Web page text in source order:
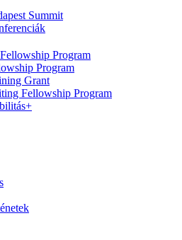
Summit
Program
Program
Grant
Fellowship Program